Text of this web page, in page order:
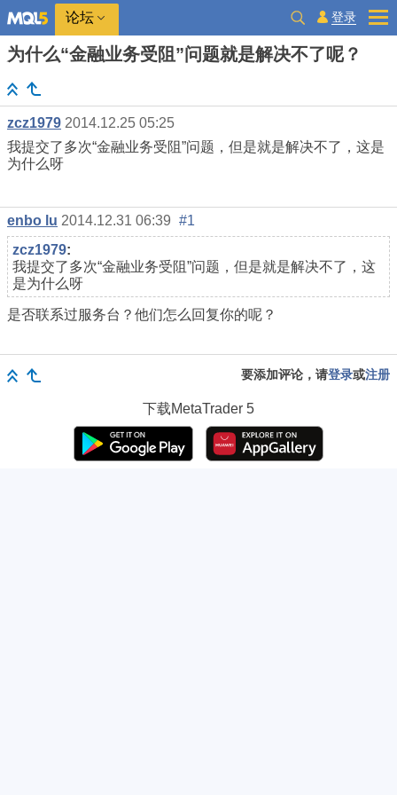
论坛 登录
为什么“金融业务受阻”问题就是解决不了呢？
zcz1979 2014.12.25 05:25
我提交了多次“金融业务受阻”问题，但是就是解决不了，这是
为什么呀
enbo lu 2014.12.31 06:39 #1
zcz1979:
我提交了多次“金融业务受阻”问题，但是就是解决不了，这
是为什么呀
是否联系过服务台？他们怎么回复你的呢？
要添加评论，请登录或注册
下载MetaTrader 5